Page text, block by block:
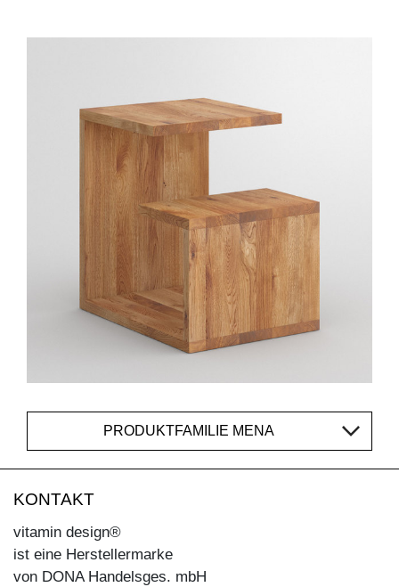
PRODUKTFAMILIE MENA
KONTAKT
vitamin design®
ist eine Herstellermarke
von DONA Handelsges. mbH